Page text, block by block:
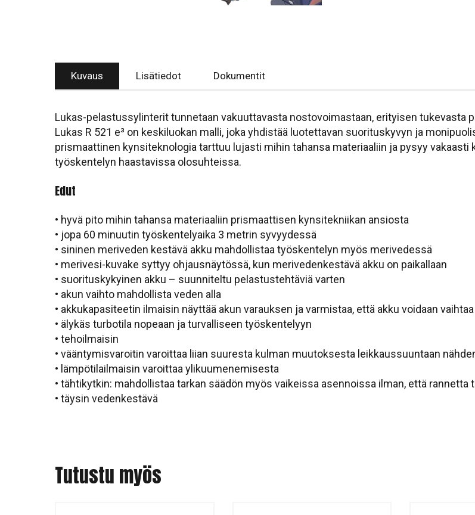
Kuvaus Lisätiedot Dokumentit
Lukas-pelastussylinterit tunnetaan vakuuttavasta nostovoimastaan, erityisen tukevasta
Lukas R 521 e³ on keskiluokan malli, joka yhdistää luotettavan suorituskyvyn ja
prismaattinen kynsiteknologia tarttuu lujasti mihin tahansa materiaaliin ja pysyy vakaasti
työskentelyn haastavissa olosuhteissa.
Edut
• hyvä pito mihin tahansa materiaaliin prismaattisen kynsitekniikan ansiosta
• jopa 60 minuutin työskentelyaika 3 metrin syvyydessä
• sininen meriveden kestävä akku mahdollistaa työskentelyn myös merivedessä
• merivesi-kuvake syttyy ohjausnäytössä, kun merivedenkestävä akku on paikallaan
• suorituskykyinen akku – suunniteltu pelastustehtäviä varten
• akun vaihto mahdollista veden alla
• akkukapasiteetin ilmaisin näyttää akun varauksen ja varmistaa, että akku voidaan
• älykäs turbotila nopeaan ja turvalliseen työskentelyyn
• tehoilmaisin
• vääntymisvaroitin varoittaa liian suuresta kulman muutoksesta leikkaussuuntaan
• lämpötilailmaisin varoittaa ylikuumenemisesta
• tähtikytkin: mahdollistaa tarkan säädön myös vaikeissa asennoissa ilman, että rannetta
• täysin vedenkestävä
Tutustu myös